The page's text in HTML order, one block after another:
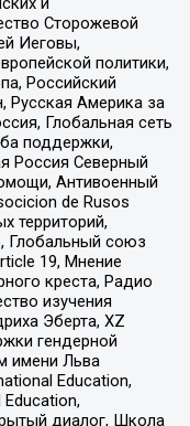
Сторожевой
Иеговы,
политики,
Российский
Русская Америка за
Глобальная сеть
поддержки,
Россия Северный
Антивоенный
de Rusos
территорий,
Глобальный союз
19, Мнение
креста, Радио
изучения
Эберта, XZ
гендерной
имени Льва
Education,
диалог, Школа